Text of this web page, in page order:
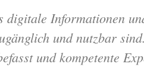
digitale Informationen
und nutzbar
und kompetente